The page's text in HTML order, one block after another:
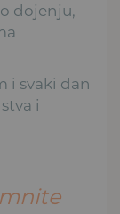
dojenju,
i svaki dan
i